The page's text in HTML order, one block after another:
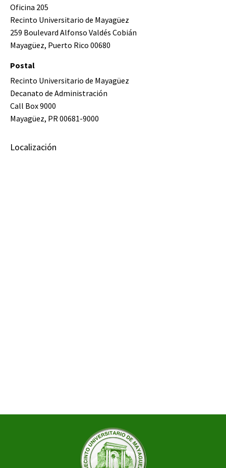
Oficina 205
Recinto Universitario de Mayagüez
259 Boulevard Alfonso Valdés Cobián
Mayagüez, Puerto Rico 00680
Postal
Recinto Universitario de Mayagüez
Decanato de Administración
Call Box 9000
Mayagüez, PR 00681-9000
Localización